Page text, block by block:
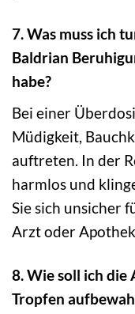
7. Was muss ich
Baldrian
habe?
Bei einer
Müdigkeit,
auftreten. In der
harmlos und
Sie sich unsicher
Arzt oder
8. Wie soll ich die
Tropfen